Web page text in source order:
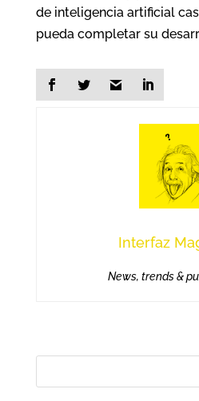
de inteligencia artificial
pueda completar su
Interfaz
News, trends &